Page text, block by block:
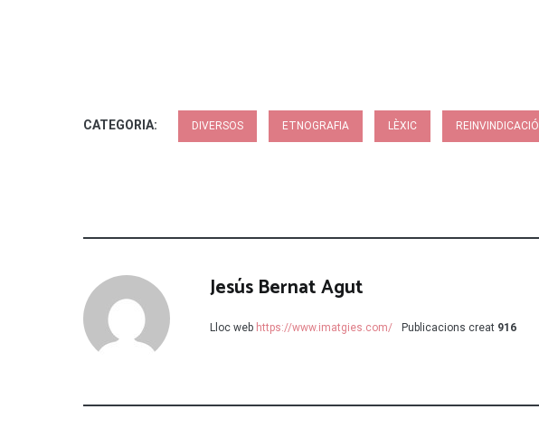
CATEGORIA: DIVERSOS ETNOGRAFIA LÈXIC REINVINDICACIÓ
Jesús Bernat Agut
Lloc web https://www.imatgies.com/ Publicacions creat 916